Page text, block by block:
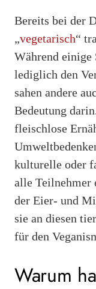
Bereits bei der
„vegetarisch“
Während einige
lediglich den
sahen andere
Bedeutung
fleischlose
kulturelle oder
alle Teilnehmer
der Eier- und
sie an diesen
für den
Warum